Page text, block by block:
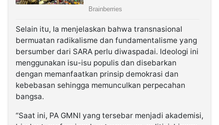
Selain itu, Ia menjelaskan bahwa transnasional
bermuatan radikalisme dan fundamentalisme yang
bersumber dari SARA perlu diwaspadai. Ideologi ini
menggunakan isu-isu populis dan disebarkan
dengan memanfaatkan prinsip demokrasi dan
kebebasan sehingga memunculkan perpecahan
bangsa.
“Saat ini, PA GMNI yang tersebar menjadi akademisi,